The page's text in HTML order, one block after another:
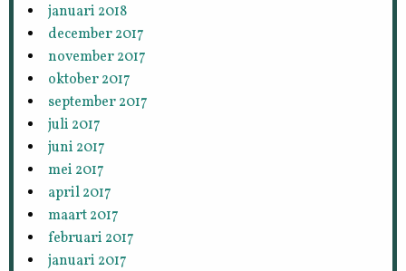
januari 2018
december 2017
november 2017
oktober 2017
september 2017
juli 2017
juni 2017
mei 2017
april 2017
maart 2017
februari 2017
januari 2017